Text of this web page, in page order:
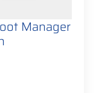
Manager